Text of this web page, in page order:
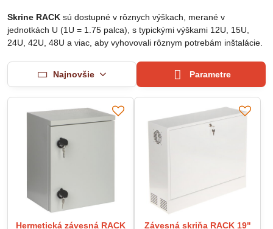
Skrine RACK sú dostupné v rôznych výškach, merané v
jednotkách U (1U = 1.75 palca), s typickými výškami 12U, 15U,
24U, 42U, 48U a viac, aby vyhovovali rôznym potrebám inštalácie.
Najnovšie Parametre
Hermetická závesná RACK
Závesná skriňa RACK 19"